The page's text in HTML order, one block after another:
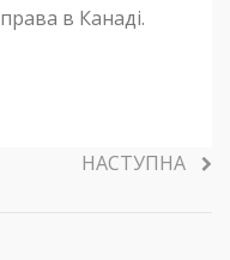
в Канаді.
НАСТУПНА